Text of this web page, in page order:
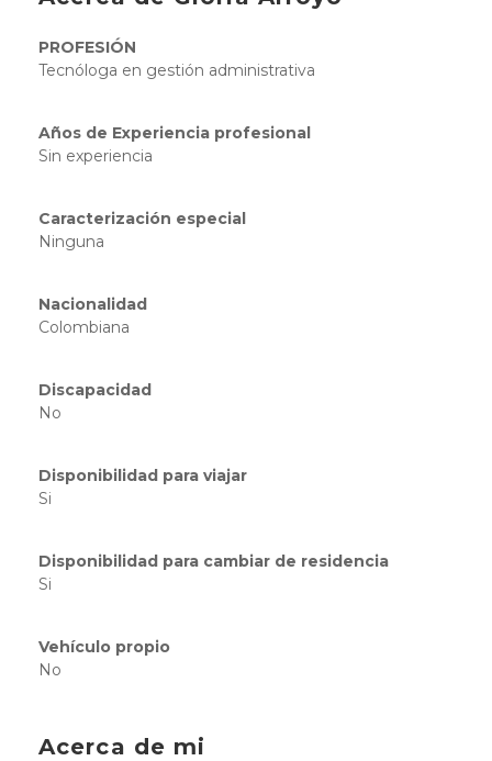
PROFESIÓN
Tecnóloga en gestión administrativa
Años de Experiencia profesional
Sin experiencia
Caracterización especial
Ninguna
Nacionalidad
Colombiana
Discapacidad
No
Disponibilidad para viajar
Si
Disponibilidad para cambiar de residencia
Si
Vehículo propio
No
Acerca de mi